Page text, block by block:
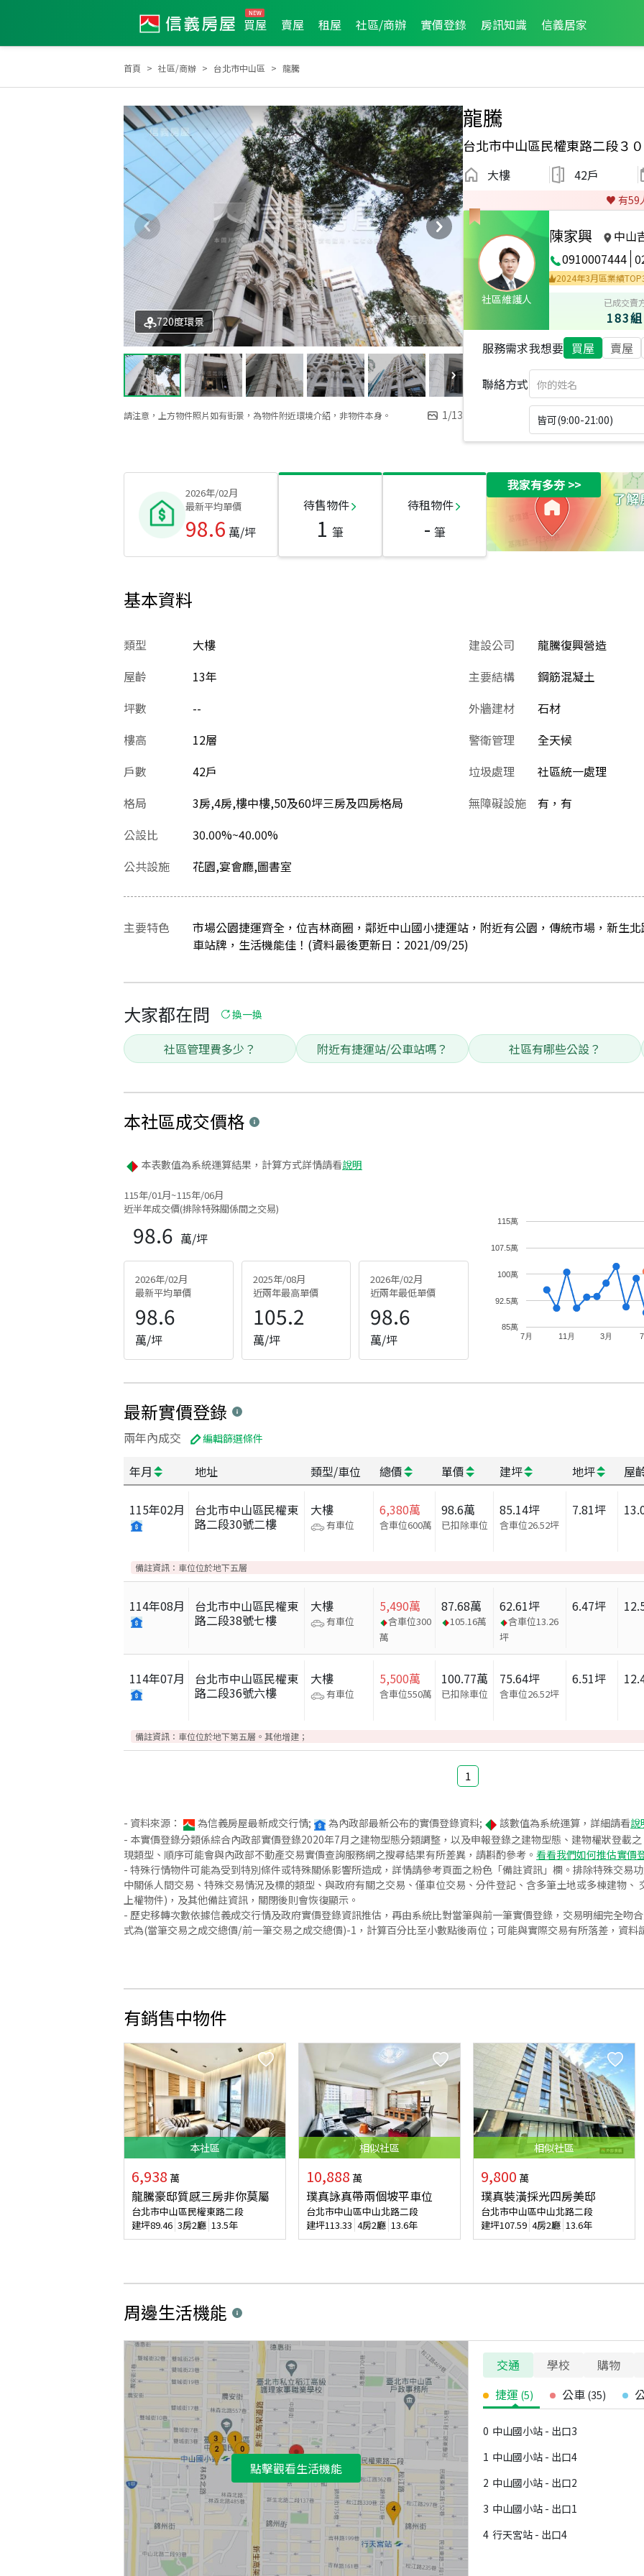
買屋 賣屋 租屋 社區/商辦 實價登錄 房訊知識 信義居家
首頁 社區/商辦 台北市中山區 龍騰
請注意，上方物件照片如有街景，為物件附近環境介紹，非物件本身。 1/13
720度環景
龍騰
台北市中山區民權東路二段３
大樓 42戶
♥️ 有59
社區維護人
陳家興
中山
0910007444
菁英會 2024年10月區業績TOP1 2024年10月區成件TOP1 2024年10月業績破二百萬經紀人員
2024年3月區業績TOP3
已成交賣
183組
服務需求我想要 買屋 賣屋
聯絡方式
皆可(9:00-21:00)
2026年/02月
最新平均單價
98.6 萬/坪
待售物件
1 筆
待租物件
- 筆
我家有多夯>>
基本資料
類型
大樓
屋齡
13年
坪數
--
樓高
12層
戶數
42戶
格局
3房,4房,樓中樓,50及60坪三房及四房格局
公設比
30.00%~40.00%
建設公司
龍騰復興營造
主要結構
鋼筋混凝土
外牆建材
石材
警衛管理
全天候
垃圾處理
社區統一處理
無障礙設施
有，有
公共設施 花園,宴會廳,圖書室
主要特色
市場公園捷運齊全，位吉林商圈，鄰近中山國小捷運站，附近有公園，傳統市場，新生
車站牌，生活機能佳！(資料最後更新日：2021/09/25)
大家都在問 換一換
社區管理費多少？ 附近有捷運站/公車站嗎？ 社區有哪些公設？
本社區成交價格
本表數值為系統運算結果，計算方式詳情請看說明
115年/01月~115年/06月
近半年成交價(排除特殊關係間之交易)
98.6 萬/坪
2026年/02月
最新平均單價
98.6
萬/坪
2025年/08月
近兩年最高單價
105.2
萬/坪
2026年/02月
近兩年最低單價
98.6
萬/坪 7月 11月 3月
85萬
92.5萬
100萬
107.5萬
115萬
最新實價登錄
兩年內成交 編輯篩選條件
年月 地址 類型/車位 總價 單價 建坪 地坪 屋
115年02月
台北市中山區民權東
路二段30號二樓
大樓
有車位
6,380萬
含車位600萬
98.6萬
已扣除車位
85.14坪
含車位26.52坪
7.81坪
備註資訊： 車位位於地下五層
114年08月
台北市中山區民權東
路二段38號七樓
大樓
有車位
5,490萬
含車位300
萬
87.68萬
105.16萬
62.61坪
含車位13.26
坪
6.47坪
114年07月
台北市中山區民權東
路二段36號六樓
大樓
有車位
5,500萬
含車位550萬
100.77萬
已扣除車位
75.64坪
含車位26.52坪
6.51坪
備註資訊： 車位位於地下第五層。其他增建；
1
- 資料來源： 為信義房屋最新成交行情; 為內政部最新公布的實價登錄資料; 該數值為系統運算，詳細請看說
- 本實價登錄分類係綜合內政部實價登錄2020年7月之建物型態分類調整，以及申報登錄之建物型態、建物權狀登載
現類型、順序可能會與內政部不動產交易實價查詢服務網之搜尋結果有所差異，請斟酌參考。 看看我們如何推估實價
- 特殊行情物件可能為受到特別條件或特殊關係影響所造成，詳情請參考頁面之粉色「備註資訊」欄。排除特殊交易
中關係人間交易、特殊交易情況及標的類型、與政府有關之交易、僅車位交易、分件登記、含多筆土地或多棟建物、
上權物件)，及其他備註資訊，關閉後則會恢復顯示。
- 歷史移轉次數依據信義成交行情及政府實價登錄資訊推估，再由系統比對當筆與前一筆實價登錄，交易明細完全吻
式為(當筆交易之成交總價/前一筆交易之成交總價)-1，計算百分比至小數點後兩位；可能與實際交易有所落差，資料
有銷售中物件
本社區
6,938 萬
龍騰豪邸質感三房非你莫屬
台北市中山區民權東路二段
建坪89.46 3房2廳 13.5年
相似社區
10,888 萬
璞真詠真帶兩個坡平車位
台北市中山區中山北路二段
建坪113.33 4房2廳 13.6年
相似社區
9,800 萬
璞真裝潢採光四房美邸
台北市中山區中山北路二段
建坪107.59 4房2廳 13.6年
周邊生活機能
點擊觀看生活機能
交通 學校 購物
捷運 (5) 公車 (35)
0 中山國小站 - 出口3
1 中山國小站 - 出口4
2 中山國小站 - 出口2
3 中山國小站 - 出口1
4 行天宮站 - 出口4